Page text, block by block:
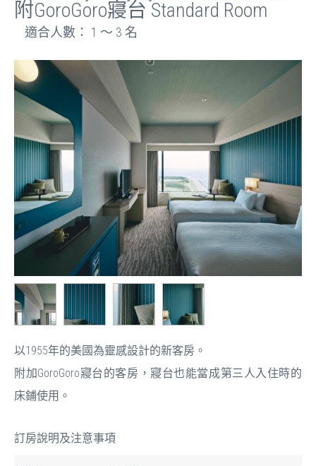
附GoroGoro寢台 Standard Room
適合人數： 1 ～ 3 名
以1955年的美國為靈感設計的新客房。
附加GoroGoro寢台的客房，寢台也能當成第三人入住時的
床鋪使用。
訂房說明及注意事項